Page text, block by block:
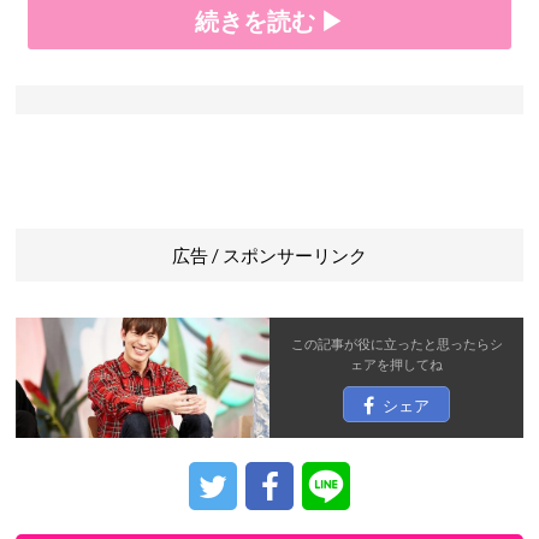
続きを読む ▶
広告 / スポンサーリンク
この記事が役に立ったと思ったらシ
ェアを押してね
シェア